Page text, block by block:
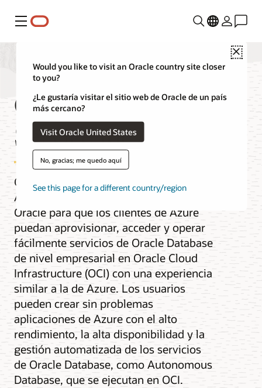
Menú
Close
Would you like to visit an Oracle country site closer
to you?
¿Le gustaría visitar el sitio web de Oracle de un país
más cercano?
Visit Oracle United States
No, gracias; me quedo aquí
See this page for a different country/region
Oracle Database
Service for Azure
Oracle Database Service for Microsoft
Azure es un servicio gestionado por
Oracle para que los clientes de Azure
puedan aprovisionar, acceder y operar
fácilmente servicios de Oracle Database
de nivel empresarial en Oracle Cloud
Infrastructure (OCI) con una experiencia
similar a la de Azure. Los usuarios
pueden crear sin problemas
aplicaciones de Azure con el alto
rendimiento, la alta disponibilidad y la
gestión automatizada de los servicios
de Oracle Database, como Autonomous
Database, que se ejecutan en OCI.